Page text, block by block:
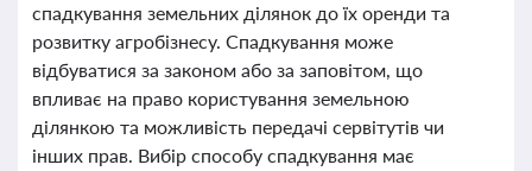
спадкування земельних ділянок до їх оренди та
розвитку агробізнесу. Спадкування може
відбуватися за законом або за заповітом, що
впливає на право користування земельною
ділянкою та можливість передачі сервітутів чи
інших прав. Вибір способу спадкування має